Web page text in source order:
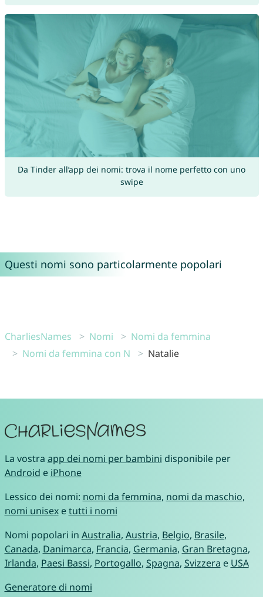
Da Tinder all’app dei nomi: trova il nome perfetto con uno
swipe
Questi nomi sono particolarmente popolari
CharliesNames Nomi
Nomi da femmina
Nomi da femmina con N
Natalie
La vostra app dei nomi per bambini disponibile per
Android e iPhone
Lessico dei nomi: nomi da femmina, nomi da maschio,
nomi unisexetutti i nomi
Nomi popolari in Australia, Austria, Belgio, Brasile,
Canada, Danimarca, Francia, Germania, Gran Bretagna,
Irlanda, Paesi Bassi, Portogallo, Spagna, Svizzera e USA
Generatore di nomi